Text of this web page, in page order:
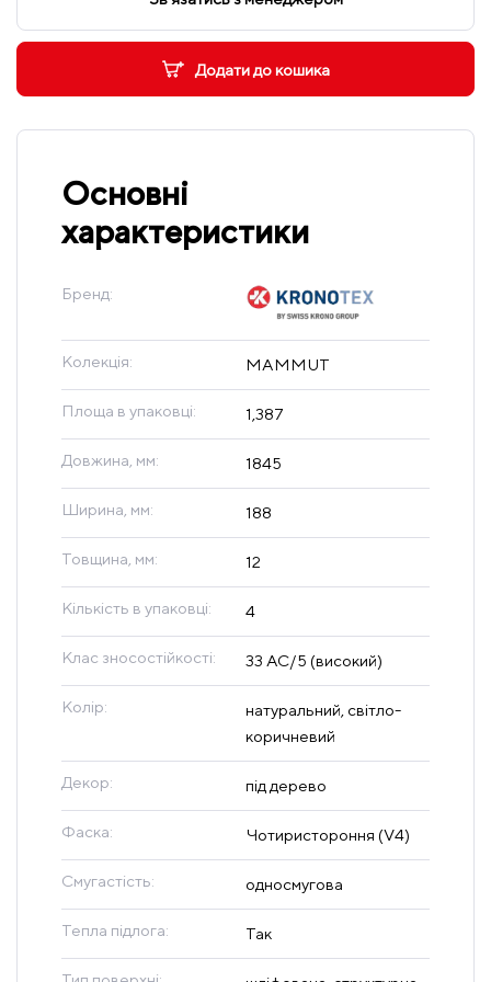
Додати до кошика
Основні
характеристики
Бренд:
Колекція: MAMMUT
Площа в упаковці: 1,387
Довжина, мм: 1845
Ширина, мм: 188
Товщина, мм: 12
Кількість в упаковці: 4
Клас зносостійкості: 33 AC/5 (високий)
Колір:
натуральний, світло-
коричневий
Декор: під дерево
Фаска: Чотиристороння (V4)
Смугастість: односмугова
Тепла підлога: Так